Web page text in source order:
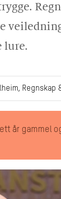
lure.
Regnskap
år gammel